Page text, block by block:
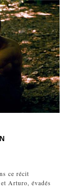
ce récit
Arturo, évadés